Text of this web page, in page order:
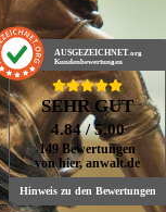
AUSGEZEICHNET.org
Kundenbewertungen
SEHR GUT
4.84/ 5.00
149 Bewertungen
von hier, anwalt.de
Hinweis zu den Bewertungen